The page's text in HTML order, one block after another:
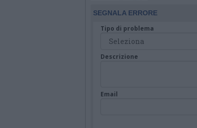
SEGNALA ERRORE
Tipo di problema
Descrizione
Email